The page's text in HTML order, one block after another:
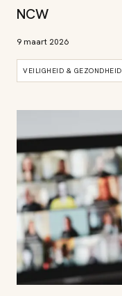
NCW
9 maart 2026
VEILIGHEID & GEZONDHEID